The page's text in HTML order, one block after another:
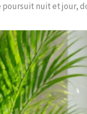
nuit et jour,